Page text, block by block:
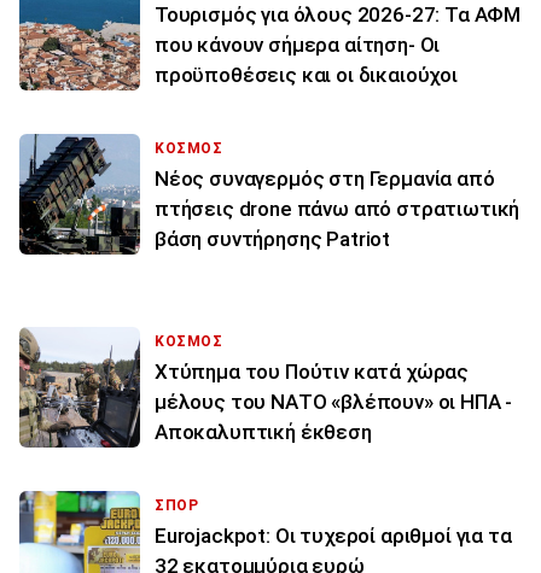
Τουρισμός για όλους 2026-27: Τα ΑΦΜ
που κάνουν σήμερα αίτηση- Οι
προϋποθέσεις και οι δικαιούχοι
ΚΟΣΜΟΣ
Νέος συναγερμός στη Γερμανία από
πτήσεις drone πάνω από στρατιωτική
βάση συντήρησης Patriot
ΚΟΣΜΟΣ
Χτύπημα του Πούτιν κατά χώρας
μέλους του ΝΑΤΟ «βλέπουν» οι ΗΠΑ -
Αποκαλυπτική έκθεση
ΣΠΟΡ
Eurojackpot: Οι τυχεροί αριθμοί για τα
32 εκατoμμύρια ευρώ